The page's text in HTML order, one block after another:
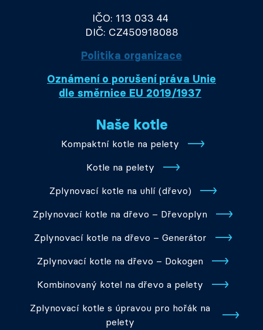
IČO: 113 033 44
DIČ: CZ450918088
Politika organizace
Oznámení o porušení práva Unie
dle směrnice EU 2019/1937
Naše kotle
Kompaktní kotle na pelety
Kotle na pelety
Zplynovací kotle na uhlí (dřevo)
Zplynovací kotle na dřevo – Dřevoplyn
Zplynovací kotle na dřevo – Generátor
Zplynovací kotle na dřevo – Dokogen
Kombinovaný kotel na dřevo a pelety
Zplynovací kotle s úpravou pro hořák na
pelety